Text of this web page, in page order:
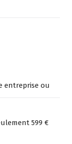
entreprise ou
599 €